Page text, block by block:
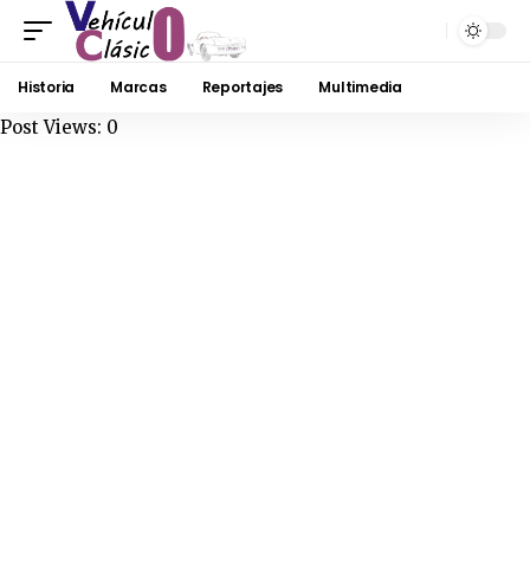
Historia Marcas Reportajes Multimedia
Post Views: 0